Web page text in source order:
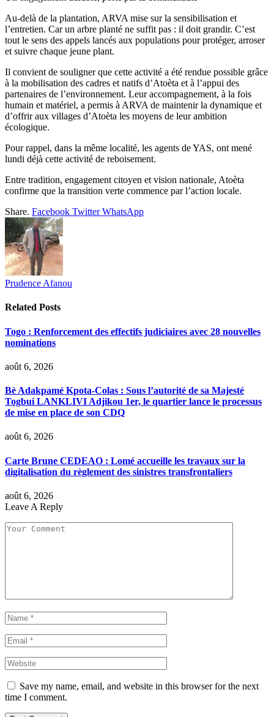
Au-delà de la plantation, ARVA mise sur la sensibilisation et
l’entretien. Car un arbre planté ne suffit pas : il doit grandir. C’est
tout le sens des appels lancés aux populations pour protéger, arroser
et suivre chaque jeune plant.
Il convient de souligner que cette activité a été rendue possible grâce
à la mobilisation des cadres et natifs d’Atoèta et à l’appui des
partenaires de l’environnement. Leur accompagnement, à la fois
humain et matériel, a permis à ARVA de maintenir la dynamique et
d’offrir aux villages d’Atoèta les moyens de leur ambition
écologique.
Pour rappel, dans la même localité, les agents de YAS, ont mené
lundi déjà cette activité de reboisement.
Entre tradition, engagement citoyen et vision nationale, Atoèta
confirme que la transition verte commence par l’action locale.
Share. Facebook Twitter WhatsApp
Prudence Afanou
Related Posts
Togo : Renforcement des effectifs judiciaires avec 28 nouvelles
nominations
août 6, 2026
Bè Adakpamé Kpota-Colas : Sous l’autorité de sa Majesté
Togbui LANKLIVI Adjikou 1er, le quartier lance le processus
de mise en place de son CDQ
août 6, 2026
Carte Brune CEDEAO : Lomé accueille les travaux sur la
digitalisation du règlement des sinistres transfrontaliers
août 6, 2026
Leave A Reply
Save my name, email, and website in this browser for the next
time I comment.